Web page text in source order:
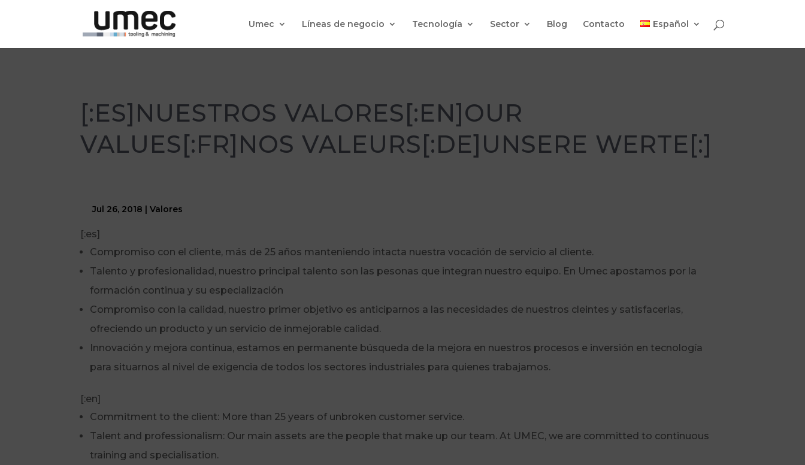
Umec Líneas de negocio Tecnología Sector Blog Contacto Español
[:ES]NUESTROS VALORES[:EN]OUR
VALUES[:FR]NOS VALEURS[:DE]UNSERE WERTE[:]
Jul 26, 2018 |Valores
[:es]
Compromiso con el cliente, más de 25 años manteniendo intacta nuestra vocación de servicio al cliente.
Talento y profesionalidad, nuestro principal talento son las pesonas que integran nuestro equipo. En Umec apostamos por la
formación continua y su especialización
Compromiso con la calidad, nuestro primer objetivo es anticiparnos a las necesidades de nuestros cleintes y satisfacerlas,
ofreciendo un producto y un servicio de inmejorable calidad.
Innovación y mejora continua, estamos en permanente búsqueda de la mejora en nuestros procesos e inversión en tecnología
para situarnos al nivel de exigencia de todos los sectores industriales para quienes trabajamos.
[:en]
Commitment to the client: More than 25 years of unbroken customer service.
Talent and professionalism: Our main assets are the people that make up our team. At UMEC, we are committed to continuous
training and specialisation.